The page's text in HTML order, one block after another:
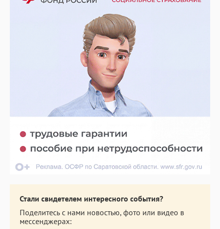
Стали свидетелем интересного события?
Поделитесь с нами новостью, фото или видео в
мессенджерах: